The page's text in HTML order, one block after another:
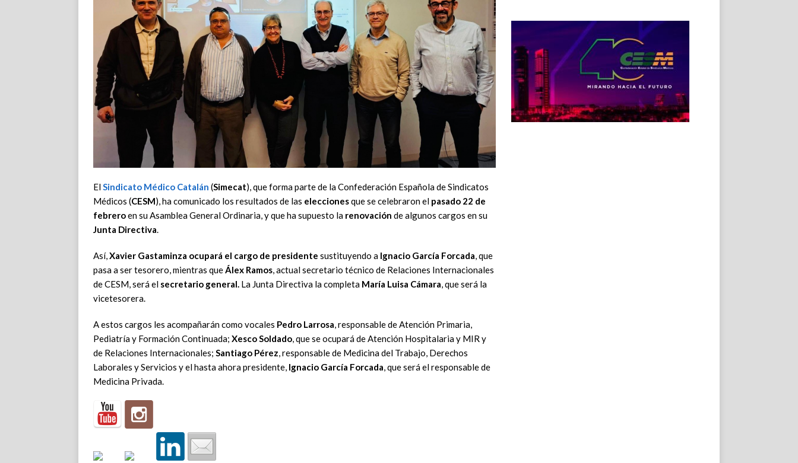
ElSindicato Médico Catalán (Simecat), que forma parte de la Confederación Española de Sindicatos
Médicos (CESM), ha comunicado los resultados de las eleccionesque se celebraron el pasado 22 de
febreroen su Asamblea General Ordinaria, y que ha supuesto la renovación de algunos cargos en su
Junta Directiva.
Así,Xavier Gastaminza ocupará el cargo de presidente sustituyendo a Ignacio García Forcada, que
pasa a ser tesorero, mientras queÁlex Ramos, actual secretario técnico de Relaciones Internacionales
de CESM, será el secretario general. La Junta Directiva la completa María Luisa Cámara, que será la
vicetesorera.
A estos cargos les acompañarán como vocales Pedro Larrosa, responsable de Atención Primaria,
Pediatría y Formación Continuada; Xesco Soldado, que se ocupará de Atención Hospitalaria y MIR y
de Relaciones Internacionales; Santiago Pérez, responsable de Medicina del Trabajo, Derechos
Laborales y Servicios y el hasta ahora presidente, Ignacio García Forcada, que será el responsable de
Medicina Privada.